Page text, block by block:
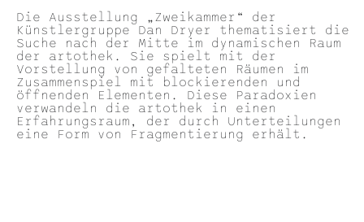
Die Ausstellung „Zweikammer“ der
Künstlergruppe Dan Dryer thematisiert die
Suche nach der Mitte im dynamischen Raum
der artothek. Sie spielt mit der
Vorstellung von gefalteten Räumen im
Zusammenspiel mit blockierenden und
öffnenden Elementen. Diese Paradoxien
verwandeln die artothek in einen
Erfahrungsraum, der durch Unterteilungen
eine Form von Fragmentierung erhält.